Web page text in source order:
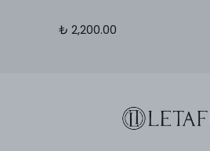
₺ 2,200.00